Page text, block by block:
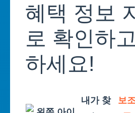
혜택 정보
로 확인하
하세요!
내가 찾
보